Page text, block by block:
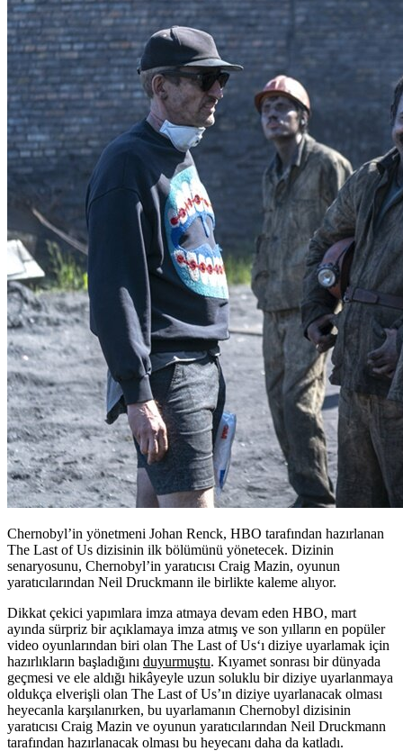
Chernobyl’in yönetmeni Johan Renck, HBO tarafından hazırlanan
The Last of Us dizisinin ilk bölümünü yönetecek. Dizinin
senaryosunu, Chernobyl’in yaratıcısı Craig Mazin, oyunun
yaratıcılarından Neil Druckmann ile birlikte kaleme alıyor.
Dikkat çekici yapımlara imza atmaya devam eden HBO, mart
ayında sürpriz bir açıklamaya imza atmış ve son yılların en popüler
video oyunlarından biri olan The Last of Us‘ı diziye uyarlamak için
hazırlıkların başladığını duyurmuştu. Kıyamet sonrası bir dünyada
geçmesi ve ele aldığı hikâyeyle uzun soluklu bir diziye uyarlanmaya
oldukça elverişli olan The Last of Us’ın diziye uyarlanacak olması
heyecanla karşılanırken, bu uyarlamanın Chernobyl dizisinin
yaratıcısı Craig Mazin ve oyunun yaratıcılarından Neil Druckmann
tarafından hazırlanacak olması bu heyecanı daha da katladı.